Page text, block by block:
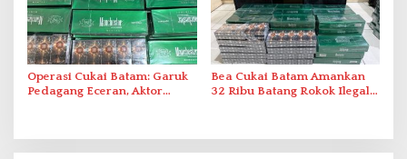
Operasi Cukai Batam: Garuk
Pedagang Eceran, Aktor
Bea Cukai Batam Amankan
32 Ribu Batang Rokok Ilegal